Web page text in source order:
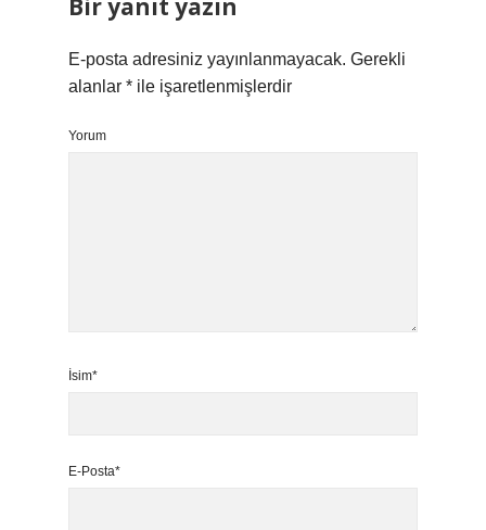
Bir yanıt yazın
E-posta adresiniz yayınlanmayacak. Gerekli
alanlar * ile işaretlenmişlerdir
Yorum
İsim*
E-Posta*